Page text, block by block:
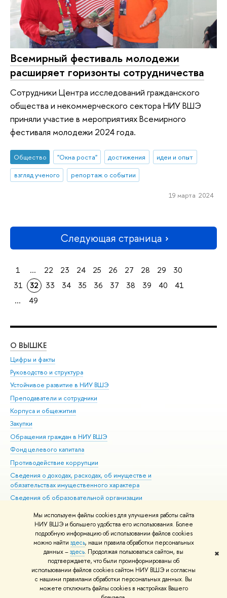
Мы используем файлы cookies для улучшения работы сайта
НИУ ВШЭ и большего удобства его использования. Более
подробную информацию об использовании файлов cookies
можно найти здесь, наши правила обработки персональных
данных –здесь. Продолжая пользоваться сайтом, вы
подтверждаете, что были проинформированы об
использовании файлов cookies сайтом НИУ ВШЭ и согласны
с нашими правилами обработки персональных данных. Вы
можете отключить файлы cookies в настройках Вашего
✖
Всемирный фестиваль молодежи
расширяет горизонты сотрудничества
Сотрудники Центра исследований гражданского
общества и некоммерческого сектора НИУ ВШЭ
приняли участие в мероприятиях Всемирного
фестиваля молодежи 2024 года.
Общество "Окна роста" достижения
идеи и опыт
взгляд ученого
репортаж о событии
19 марта 2024
Следующая страница
1 ... 22 23 24 25 26 27 28 29
30
31
32 33 34 35 36 37 38 39 40
41
...
49
О ВЫШКЕ
Цифры и факты
Руководство и структура
Устойчивое развитие в НИУ ВШЭ
Преподаватели и сотрудники
Корпуса и общежития
Закупки
Обращения граждан в НИУ ВШЭ
Фонд целевого капитала
Противодействие коррупции
Сведения о доходах, расходах, об имуществе и
обязательствах имущественного характера
Сведения об образовательной организации
Людям с ограниченными возможностями здоровья
Единая платежная страница
Работа в Вышке
© НИУ ВШЭ 1993–2026 Адреса и контакты Условия использования
материалов Политика конфиденциальности Карта сайта
Шрифты HSE Sans и HSE Slab разработаны вШколе дизайна НИУ ВШЭ